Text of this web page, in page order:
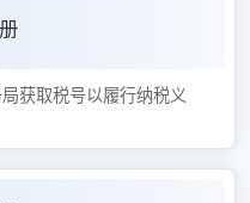
获取税号以履行纳税义